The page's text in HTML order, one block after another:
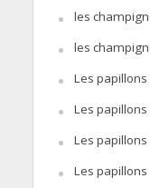
les
les
Les papillons
Les papillons
Les papillons
Les papillons